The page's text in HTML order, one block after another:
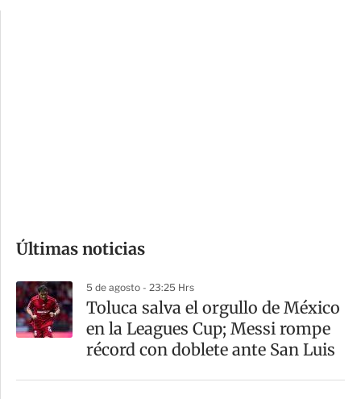
m
a
r
t
Últimas noticias
5 de agosto - 23:25 Hrs
Toluca salva el orgullo de México
en la Leagues Cup; Messi rompe
récord con doblete ante San Luis